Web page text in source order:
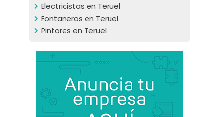
Electricistas en Teruel
Fontaneros en Teruel
Pintores en Teruel